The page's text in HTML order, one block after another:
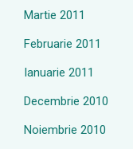
Martie 2011
Februarie 2011
Ianuarie 2011
Decembrie 2010
Noiembrie 2010